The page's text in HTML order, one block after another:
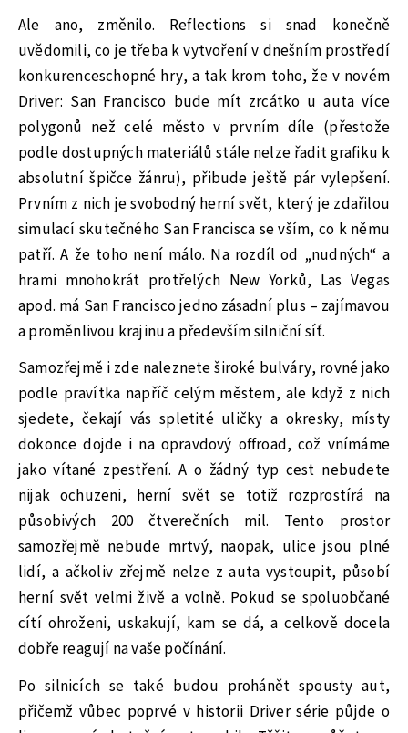
Ale ano, změnilo. Reflections si snad konečně
uvědomili, co je třeba k vytvoření v dnešním prostředí
konkurenceschopné hry, a tak krom toho, že v novém
Driver: San Francisco bude mít zrcátko u auta více
polygonů než celé město v prvním díle (přestože
podle dostupných materiálů stále nelze řadit grafiku k
absolutní špičce žánru), přibude ještě pár vylepšení.
Prvním z nich je svobodný herní svět, který je zdařilou
simulací skutečného San Francisca se vším, co k němu
patří. A že toho není málo. Na rozdíl od „nudných“ a
hrami mnohokrát protřelých New Yorků, Las Vegas
apod. má San Francisco jedno zásadní plus – zajímavou
a proměnlivou krajinu a především silniční síť.
Samozřejmě i zde naleznete široké bulváry, rovné jako
podle pravítka napříč celým městem, ale když z nich
sjedete, čekají vás spletité uličky a okresky, místy
dokonce dojde i na opravdový offroad, což vnímáme
jako vítané zpestření. A o žádný typ cest nebudete
nijak ochuzeni, herní svět se totiž rozprostírá na
působivých 200 čtverečních mil. Tento prostor
samozřejmě nebude mrtvý, naopak, ulice jsou plné
lidí, a ačkoliv zřejmě nelze z auta vystoupit, působí
herní svět velmi živě a volně. Pokud se spoluobčané
cítí ohroženi, uskakují, kam se dá, a celkově docela
dobře reagují na vaše počínání.
Po silnicích se také budou prohánět spousty aut,
přičemž vůbec poprvé v historii Driver série půjde o